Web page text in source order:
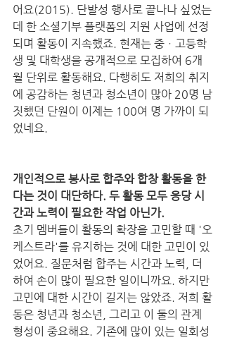
어요(2015). 단발성 행사로 끝나나 싶었는
데 한 소셜기부 플랫폼의 지원 사업에 선정
되며 활동이 지속했죠. 현재는 중ㆍ고등학
생 및 대학생을 공개적으로 모집하여 6개
월 단위로 활동해요. 다행히도 저희의 취지
에 공감하는 청년과 청소년이 많아 20명 남
짓했던 단원이 이제는 100여 명 가까이 되
었네요.
개인적으로 봉사로 합주와 합창 활동을 한
다는 것이 대단하다. 두 활동 모두 응당 시
간과 노력이 필요한 작업 아닌가.
초기 멤버들이 활동의 확장을 고민할 때 '오
케스트라'를 유지하는 것에 대한 고민이 있
었어요. 질문처럼 합주는 시간과 노력, 더
하여 손이 많이 필요한 일이니까요. 하지만
고민에 대한 시간이 길지는 않았죠. 저희 활
동은 청년과 청소년, 그리고 이 둘의 관계
형성이 중요해요. 기존에 많이 있는 일회성